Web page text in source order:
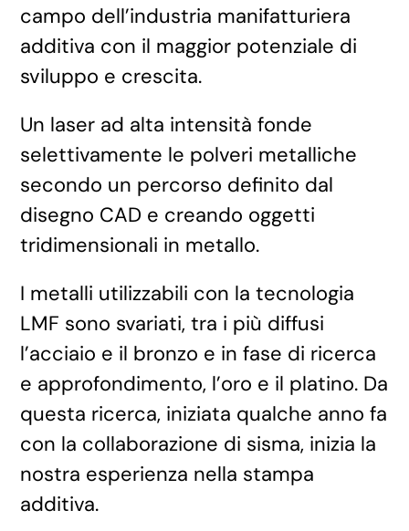
campo dell’industria manifatturiera
additiva con il maggior potenziale di
sviluppo e crescita.
Un laser ad alta intensità fonde
selettivamente le polveri metalliche
secondo un percorso definito dal
disegno CAD e creando oggetti
tridimensionali in metallo.
I metalli utilizzabili con la tecnologia
LMF sono svariati, tra i più diffusi
l’acciaio e il bronzo e in fase di ricerca
e approfondimento, l’oro e il platino. Da
questa ricerca, iniziata qualche anno fa
con la collaborazione di sisma, inizia la
nostra esperienza nella stampa
additiva.